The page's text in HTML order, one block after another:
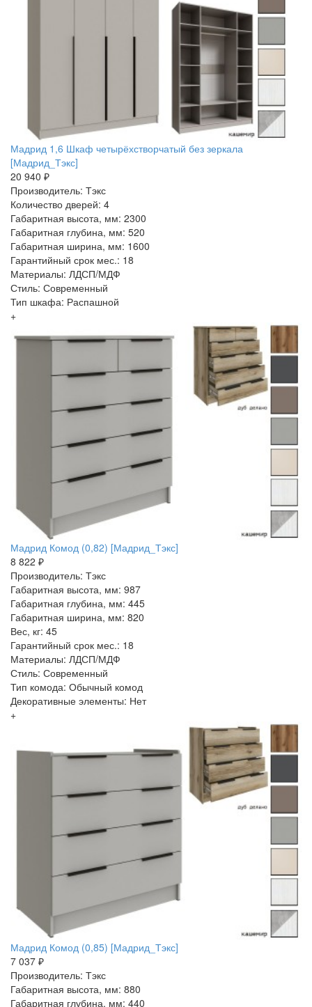
Мадрид 1,6 Шкаф четырёхстворчатый без зеркала
[Мадрид_Тэкс]
20 940 ₽
Производитель: Тэкс
Количество дверей: 4
Габаритная высота, мм: 2300
Габаритная глубина, мм: 520
Габаритная ширина, мм: 1600
Гарантийный срок мес.: 18
Материалы: ЛДСП/МДФ
Стиль: Современный
Тип шкафа: Распашной
+
Мадрид Комод (0,82) [Мадрид_Тэкс]
8 822 ₽
Производитель: Тэкс
Габаритная высота, мм: 987
Габаритная глубина, мм: 445
Габаритная ширина, мм: 820
Вес, кг: 45
Гарантийный срок мес.: 18
Материалы: ЛДСП/МДФ
Стиль: Современный
Тип комода: Обычный комод
Декоративные элементы: Нет
+
Мадрид Комод (0,85) [Мадрид_Тэкс]
7 037 ₽
Производитель: Тэкс
Габаритная высота, мм: 880
Габаритная глубина, мм: 440